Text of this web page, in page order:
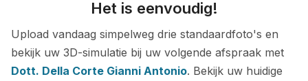
Het is eenvoudig!
Upload vandaag simpelweg drie standaardfoto's en
bekijk uw 3D-simulatie bij uw volgende afspraak met
Dott. Della Corte Gianni Antonio. Bekijk uw huidige